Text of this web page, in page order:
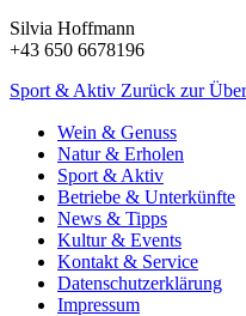
Silvia Hoffmann
+43 650 6678196
Sport & Aktiv Zurück zur
Wein & Genuss
Natur & Erholen
Sport & Aktiv
Betriebe & Unterkünfte
News & Tipps
Kultur & Events
Kontakt & Service
Datenschutzerklärung
Impressum